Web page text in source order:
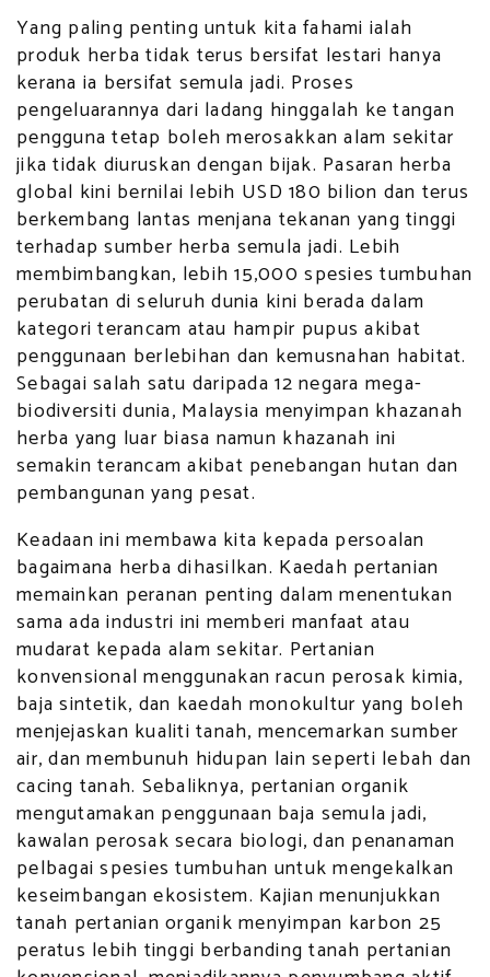
Yang paling penting untuk kita fahami ialah
produk herba tidak terus bersifat lestari hanya
kerana ia bersifat semula jadi. Proses
pengeluarannya dari ladang hinggalah ke tangan
pengguna tetap boleh merosakkan alam sekitar
jika tidak diuruskan dengan bijak. Pasaran herba
global kini bernilai lebih USD 180 bilion dan terus
berkembang lantas menjana tekanan yang tinggi
terhadap sumber herba semula jadi. Lebih
membimbangkan, lebih 15,000 spesies tumbuhan
perubatan di seluruh dunia kini berada dalam
kategori terancam atau hampir pupus akibat
penggunaan berlebihan dan kemusnahan habitat.
Sebagai salah satu daripada 12 negara mega-
biodiversiti dunia, Malaysia menyimpan khazanah
herba yang luar biasa namun khazanah ini
semakin terancam akibat penebangan hutan dan
pembangunan yang pesat.
Keadaan ini membawa kita kepada persoalan
bagaimana herba dihasilkan. Kaedah pertanian
memainkan peranan penting dalam menentukan
sama ada industri ini memberi manfaat atau
mudarat kepada alam sekitar. Pertanian
konvensional menggunakan racun perosak kimia,
baja sintetik, dan kaedah monokultur yang boleh
menjejaskan kualiti tanah, mencemarkan sumber
air, dan membunuh hidupan lain seperti lebah dan
cacing tanah. Sebaliknya, pertanian organik
mengutamakan penggunaan baja semula jadi,
kawalan perosak secara biologi, dan penanaman
pelbagai spesies tumbuhan untuk mengekalkan
keseimbangan ekosistem. Kajian menunjukkan
tanah pertanian organik menyimpan karbon 25
peratus lebih tinggi berbanding tanah pertanian